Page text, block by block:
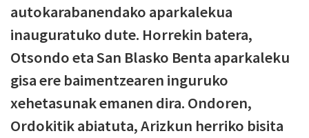
autokarabanendako aparkalekua
inauguratuko dute. Horrekin batera,
Otsondo eta San Blasko Benta aparkaleku
gisa ere baimentzearen inguruko
xehetasunak emanen dira. Ondoren,
Ordokitik abiatuta, Arizkun herriko bisita